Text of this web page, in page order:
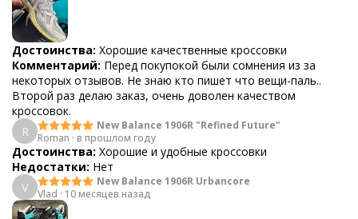
Достоинства: Хорошие качественные кроссовки
Комментарий: Перед покупокой были сомнения из за
некоторых отзывов. Не знаю кто пишет что вещи-паль..
Второй раз делаю заказ, очень доволен качеством
кроссовок.
R
New Balance 1906R "Refined Future"
Roman · в прошлом году
Достоинства: Хорошие и удобные кроссовки
Недостатки: Нет
V
New Balance 1906R Urbancore
Vlad · 10 месяцев назад